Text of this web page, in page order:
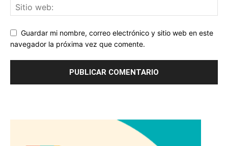
Guardar mi nombre, correo electrónico y sitio web en este
navegador la próxima vez que comente.